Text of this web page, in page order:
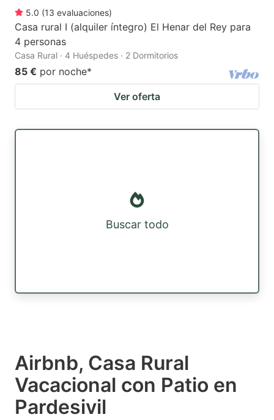
5.0 (13 evaluaciones)
Casa rural I (alquiler íntegro) El Henar del Rey para
4 personas
Casa Rural · 4 Huéspedes · 2 Dormitorios
85 € por noche*
Ver oferta
Buscar todo
Airbnb, Casa Rural
Vacacional con Patio en
Pardesivil